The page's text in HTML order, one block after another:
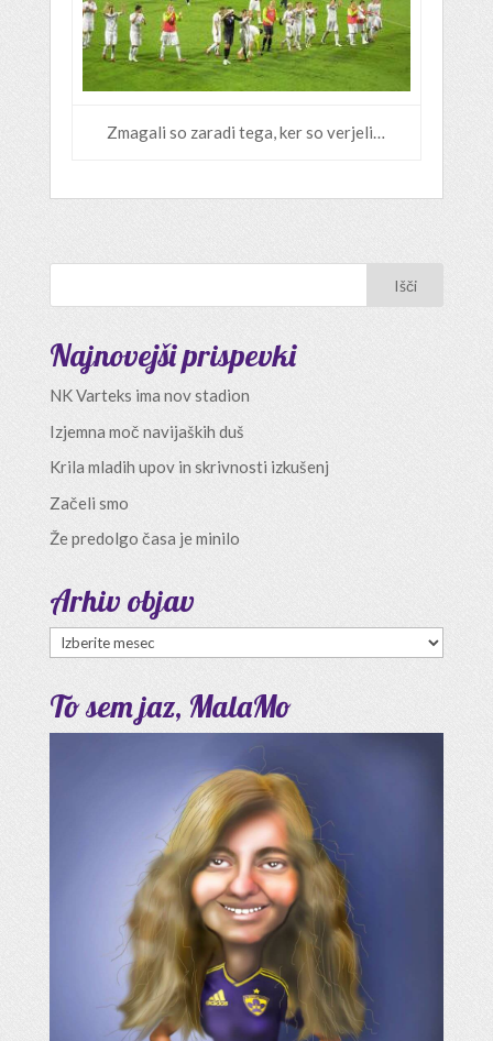
Zmagali so zaradi tega, ker so verjeli…
Najnovejši prispevki
NK Varteks ima nov stadion
Izjemna moč navijaških duš
Krila mladih upov in skrivnosti izkušenj
Začeli smo
Že predolgo časa je minilo
Arhiv objav
Arhiv
To sem jaz, MalaMo